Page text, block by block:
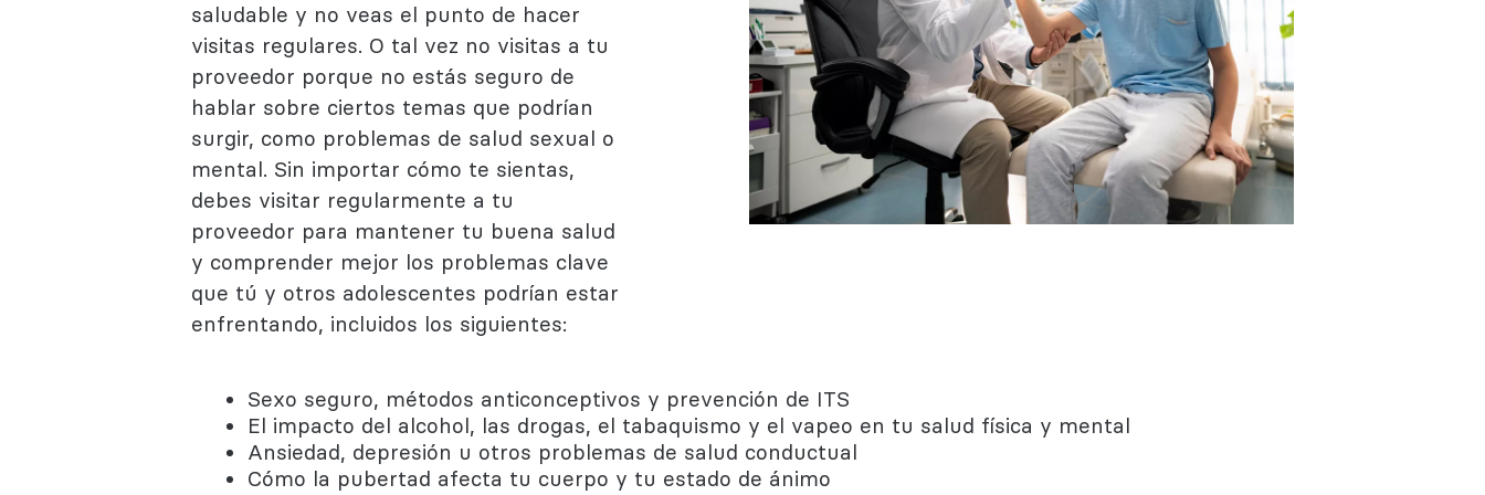
saludable y no veas el punto de hacer
visitas regulares. O tal vez no visitas a tu
proveedor porque no estás seguro de
hablar sobre ciertos temas que podrían
surgir, como problemas de salud sexual o
mental. Sin importar cómo te sientas,
debes visitar regularmente a tu
proveedor para mantener tu buena salud
y comprender mejor los problemas clave
que tú y otros adolescentes podrían estar
enfrentando, incluidos los siguientes:
Sexo seguro, métodos anticonceptivos y prevención de ITS
El impacto del alcohol, las drogas, el tabaquismo y el vapeo en tu salud física y mental
Ansiedad, depresión u otros problemas de salud conductual
Cómo la pubertad afecta tu cuerpo y tu estado de ánimo